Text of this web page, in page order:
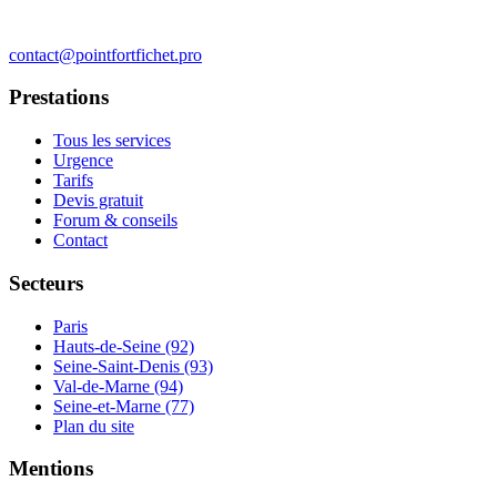
contact@pointfortfichet.pro
Prestations
Tous les services
Urgence
Tarifs
Devis gratuit
Forum & conseils
Contact
Secteurs
Paris
Hauts-de-Seine (92)
Seine-Saint-Denis (93)
Val-de-Marne (94)
Seine-et-Marne (77)
Plan du site
Mentions